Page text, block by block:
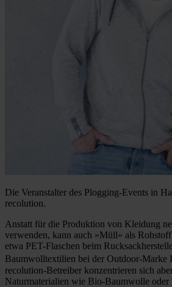
Die Veranstalter des Plogging-Events in
recolution.
Anstatt für die Produktion von Kleidung
verwenden, kann auch »Müll« als
etwa PET-Flaschen beim
Baumwolltextilien bei der Outdoor-
recolution-Betreiber konzentrieren sich
Naturmaterialien wie Bio-Baumwolle oder